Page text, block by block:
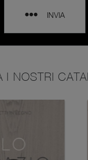
INVIA
I NOSTRI